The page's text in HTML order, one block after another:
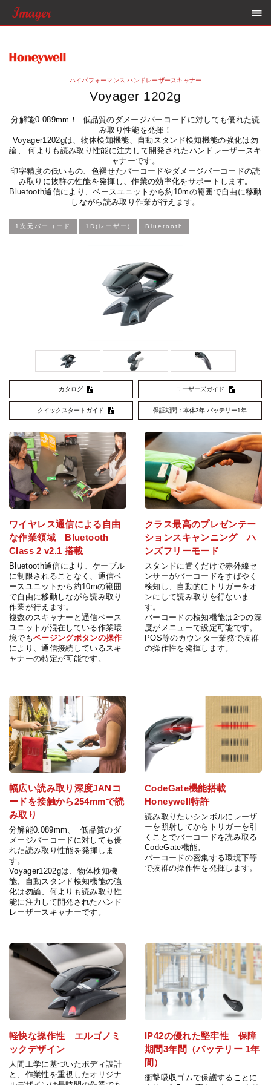
ハイパフォーマンス ハンドレーザースキャナー
Voyager 1202g
分解能0.089mm！ 低品質のダメージバーコードに対しても優れた読
み取り性能を発揮！
Voyager1202gは、物体検知機能、自動スタンド検知機能の強化は勿
論、 何よりも読み取り性能に注力して開発されたハンドレーザースキ
ャナーです。
印字精度の低いもの、色褪せたバーコードやダメージバーコードの読
み取りに抜群の性能を発揮し、作業の効率化をサポートします。
Bluetooth通信により、ベースユニットから約10mの範囲で自由に移動
しながら読み取り作業が行えます。
1次元バーコード 1D(レーザー) Bluetooth
カタログ ユーザーズガイド
クイックスタートガイド 保証期間：本体3年,バッテリー1年
ワイヤレス通信による自由
な作業領域 Bluetooth
Class 2 v2.1 搭載
Bluetooth通信により、ケーブル
に制限されることなく、通信ベ
ースユニットから約10mの範囲
で自由に移動しながら読み取り
作業が行えます。
複数のスキャナーと通信ベース
ユニットが混在している作業環
境でもページングボタンの操作
により、通信接続しているスキ
ャナーの特定が可能です。
クラス最高のプレゼンテー
ションスキャンニング ハ
ンズフリーモード
スタンドに置くだけで赤外線セ
ンサーがバーコードをすばやく
検知し、自動的にトリガーをオ
ンにして読み取りを行ないま
す。
バーコードの検知機能は2つの深
度がメニューで設定可能です。
POS等のカウンター業務で抜群
の操作性を発揮します。
幅広い読み取り深度JANコ
ードを接触から254mmで読
み取り
分解能0.089mm、 低品質のダ
メージバーコードに対しても優
れた読み取り性能を発揮しま
す。
Voyager1202gは、物体検知機
能、自動スタンド検知機能の強
化は勿論、何よりも読み取り性
能に注力して開発されたハンド
レーザースキャナーです。
CodeGate機能搭載
Honeywell特許
読み取りたいシンボルにレーザ
ーを照射してからトリガーを引
くことでバーコードを読み取る
CodeGate機能。
バーコードの密集する環境下等
で抜群の操作性を発揮します。
軽快な操作性 エルゴノミ
ックデザイン
人間工学に基づいたボディ設計
と、作業性を重視したオリジナ
IP42の優れた堅牢性 保障
期間3年間（バッテリー 1年
間）
衝撃吸収ゴムで保護することに